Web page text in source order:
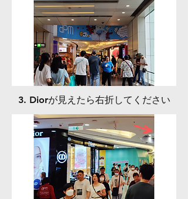
3. Diorが見えたら右折してください